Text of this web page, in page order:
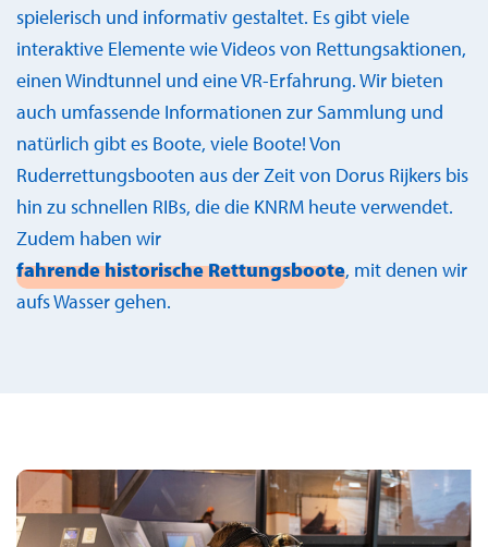
spielerisch und informativ gestaltet. Es gibt viele
interaktive Elemente wie Videos von Rettungsaktionen,
einen Windtunnel und eine VR-Erfahrung. Wir bieten
auch umfassende Informationen zur Sammlung und
natürlich gibt es Boote, viele Boote! Von
Ruderrettungsbooten aus der Zeit von Dorus Rijkers bis
hin zu schnellen RIBs, die die KNRM heute verwendet.
Zudem haben wir
fahrende historische Rettungsboote, mit denen wir
aufs Wasser gehen.